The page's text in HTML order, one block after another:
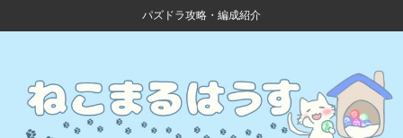
パズドラ攻略・編成紹介